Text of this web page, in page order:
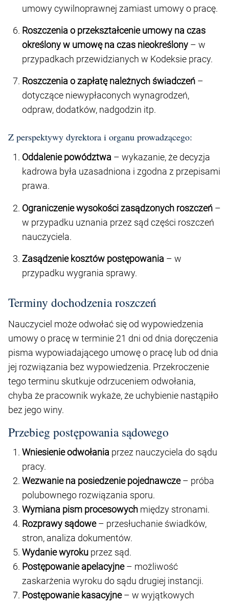
umowy cywilnoprawnej zamiast umowy o pracę.
Roszczenia o przekształcenie umowy na czas
określony w umowę na czas nieokreślony – w
przypadkach przewidzianych w Kodeksie pracy.
Roszczenia o zapłatę należnych świadczeń –
dotyczące niewypłaconych wynagrodzeń,
odpraw, dodatków, nadgodzin itp.
Z perspektywy dyrektora i organu prowadzącego:
Oddalenie powództwa – wykazanie, że decyzja
kadrowa była uzasadniona i zgodna z przepisami
prawa.
Ograniczenie wysokości zasądzonych roszczeń –
w przypadku uznania przez sąd części roszczeń
nauczyciela.
Zasądzenie kosztów postępowania – w
przypadku wygrania sprawy.
Terminy dochodzenia roszczeń
Nauczyciel może odwołać się od wypowiedzenia
umowy o pracę w terminie 21 dni od dnia doręczenia
pisma wypowiadającego umowę o pracę lub od dnia
jej rozwiązania bez wypowiedzenia. Przekroczenie
tego terminu skutkuje odrzuceniem odwołania,
chyba że pracownik wykaże, że uchybienie nastąpiło
bez jego winy.
Przebieg postępowania sądowego
Wniesienie odwołania przez nauczyciela do sądu
pracy.
Wezwanie na posiedzenie pojednawcze– próba
polubownego rozwiązania sporu.
Wymiana pism procesowych między stronami.
Rozprawy sądowe– przesłuchanie świadków,
stron, analiza dokumentów.
Wydanie wyroku przez sąd.
Postępowanie apelacyjne– możliwość
zaskarżenia wyroku do sądu drugiej instancji.
Postępowanie kasacyjne– w wyjątkowych